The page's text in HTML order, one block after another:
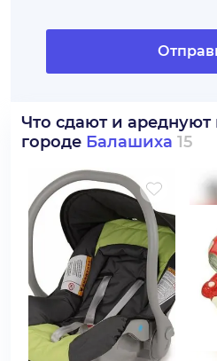
Что сдают и ареднуют
городе Балашиха 15